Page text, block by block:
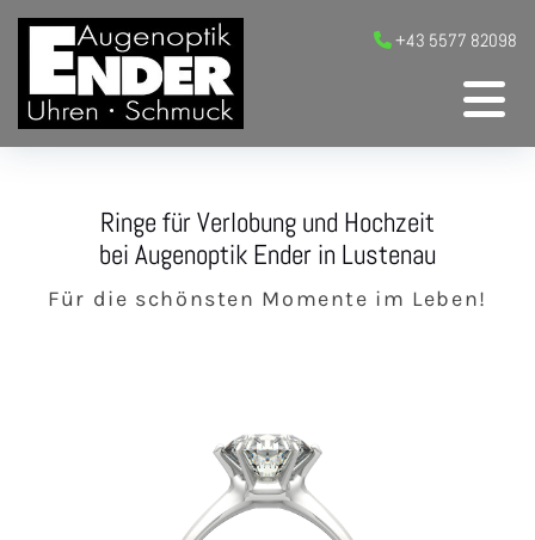
 +43 5577 82098
Ringe für Verlobung und Hochzeit
bei Augenoptik Ender in Lustenau
Für die schönsten Momente im Leben!